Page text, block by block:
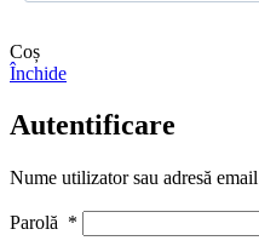
Coș
Închide
Autentificare
Nume utilizator sau adresă email
Parolă *